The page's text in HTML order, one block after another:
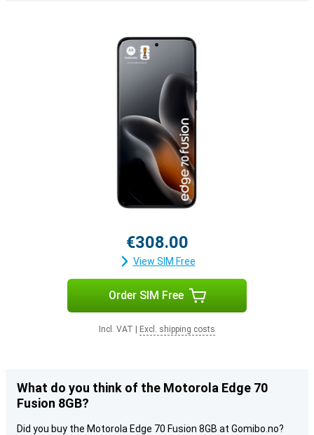
€308.00
View SIM Free
Order SIM Free
Incl. VAT Excl. shipping costs
What do you think of the Motorola Edge 70
Fusion 8GB?
Did you buy the Motorola Edge 70 Fusion 8GB at Gomibo.no?